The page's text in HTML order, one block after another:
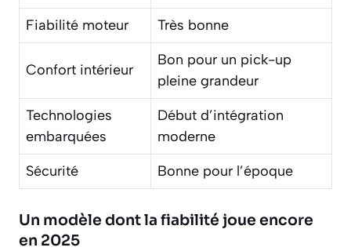
Fiabilité moteur Très bonne
Confort intérieur
Bon pour un pick-up
pleine grandeur
Technologies
embarquées
Début d’intégration
moderne
Sécurité
Bonne pour l’époque
Un modèle dont la fiabilité joue encore
en 2025